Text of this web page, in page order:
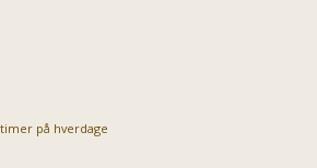
på hverdage